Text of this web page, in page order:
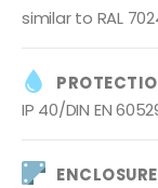
similar to RAL
IP 40/DIN EN